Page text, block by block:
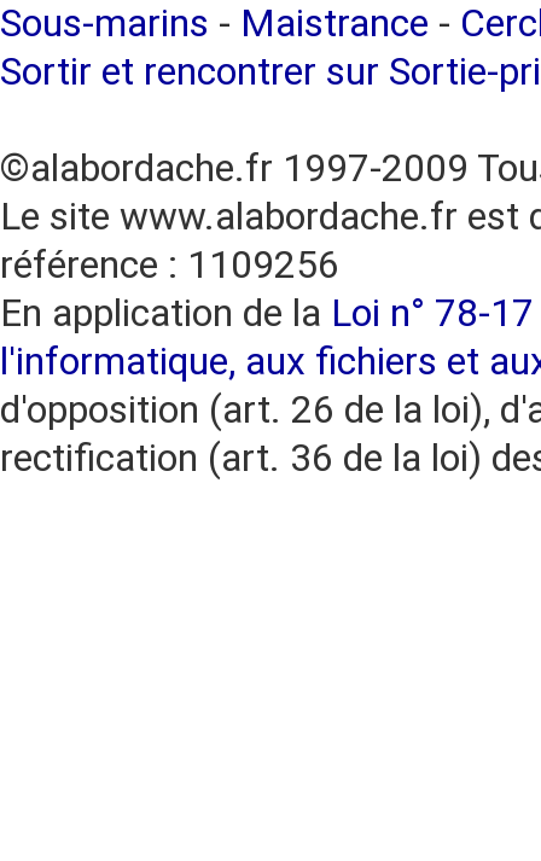
Sous-marins - Maistrance -
Sortir et rencontrer sur Sortie-
©alabordache.fr 1997-2009
Le site www.alabordache.fr est
référence : 1109256
En application de la Loi n° 78-
l'informatique, aux fichiers et
d'opposition (art. 26 de la loi),
rectification (art. 36 de la loi)